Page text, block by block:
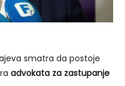
smatra da postoje
advokata za zastupanje